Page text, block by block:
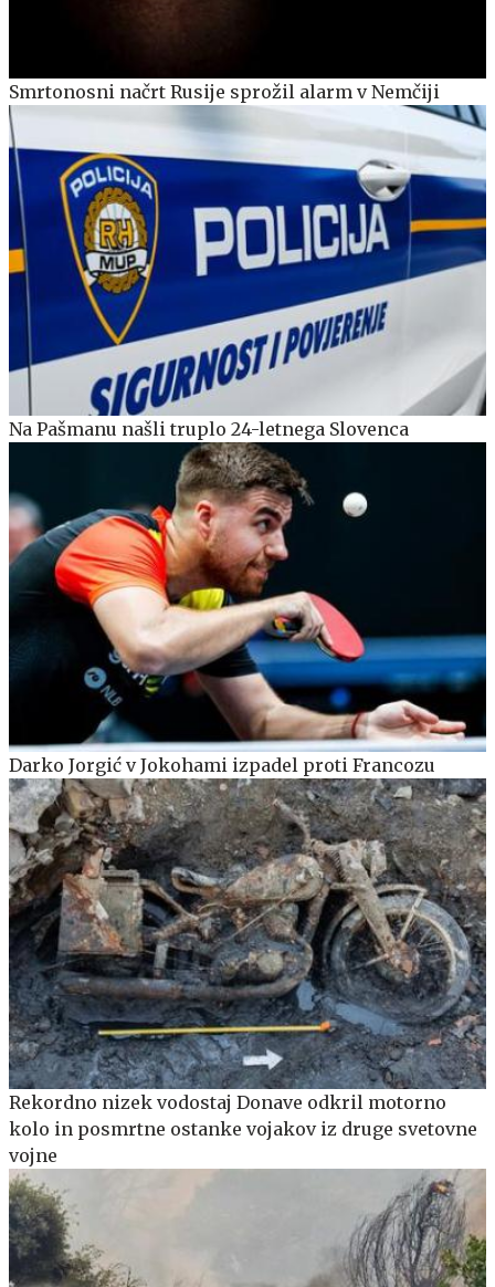
Smrtonosni načrt Rusije sprožil alarm v Nemčiji
Na Pašmanu našli truplo 24-letnega Slovenca
Darko Jorgić v Jokohami izpadel proti Francozu
Rekordno nizek vodostaj Donave odkril motorno
kolo in posmrtne ostanke vojakov iz druge svetovne
vojne